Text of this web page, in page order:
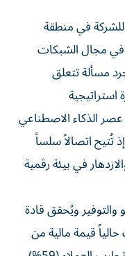
للشركة في منطقة
في مجال الشبكات
مسألة تتعلق
الذكاء الاصطناعي
تُتيح اتصالاً سلساً
في بيئة رقمية
والتوفير ويُحقق قادة
قيمة مالية من